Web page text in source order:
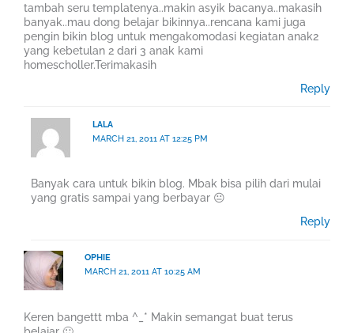
tambah seru templatenya..makin asyik bacanya..makasih
banyak..mau dong belajar bikinnya..rencana kami juga
pengin bikin blog untuk mengakomodasi kegiatan anak2
yang kebetulan 2 dari 3 anak kami
homescholler.Terimakasih
Reply
LALA
MARCH 21, 2011 AT 12:25 PM
Banyak cara untuk bikin blog. Mbak bisa pilih dari mulai
yang gratis sampai yang berbayar 😐
Reply
OPHIE
MARCH 21, 2011 AT 10:25 AM
Keren bangettt mba ^_* Makin semangat buat terus